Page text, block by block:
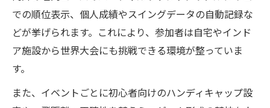
での順位表示、個人成績やスイングデータの自動記録な
どが挙げられます。これにより、参加者は自宅やインド
ア施設から世界大会にも挑戦できる環境が整っていま
す。
また、イベントごとに初心者向けのハンディキャップ設